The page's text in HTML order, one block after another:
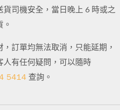
司機安全，當日晚上 6 時或之
訂單均無法取消，只能延期，
人有任何疑問，可以隨時
5414 查詢。